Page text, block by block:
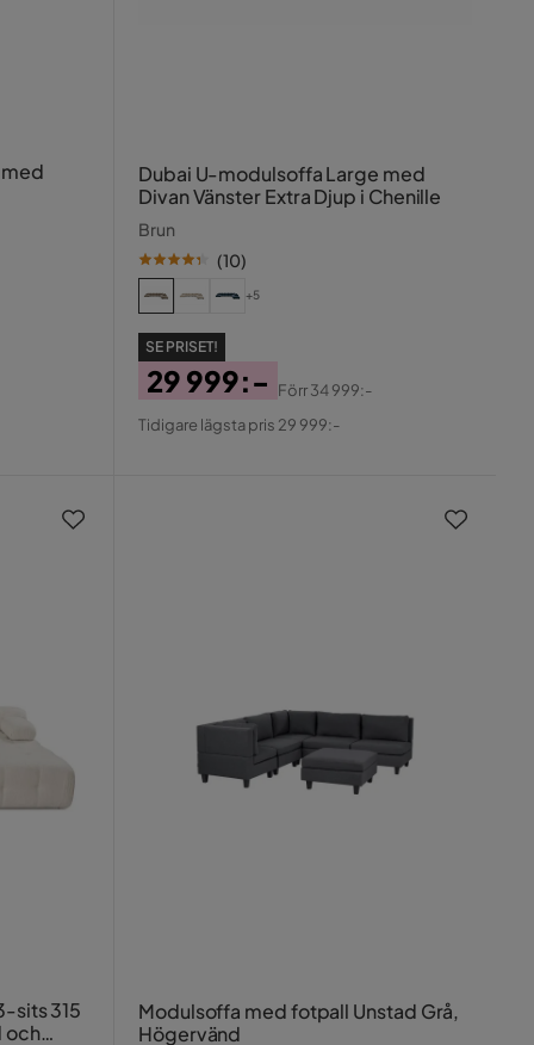
Dubai U-modulsoffa Large med
Divan Vänster Extra Djup i Chenille
Brun
(10)
+5
SE PRISET!
Pris
29 999:-
Original
Förr34 999:-
Tidigare lägsta pris 29 999:-
sits 315
och
Modulsoffa med fotpall Unstad Grå,
Högervänd